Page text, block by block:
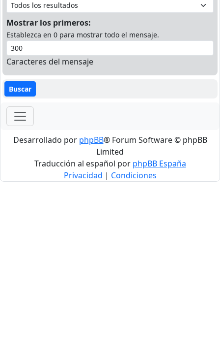
Mostrar los primeros:
Establezca en 0 para mostrar todo el mensaje.
Caracteres del mensaje
Desarrollado por phpBB® Forum Software © phpBB
Limited
Traducción al español por phpBB España
Privacidad | Condiciones